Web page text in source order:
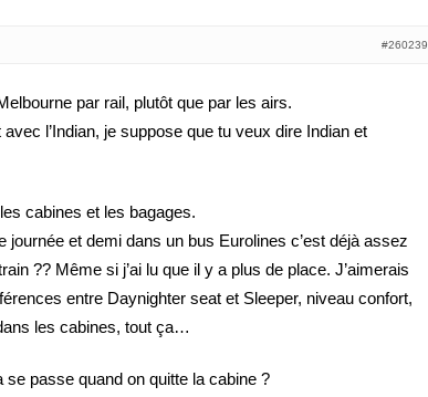
#260239
par rail, plutôt que par les airs.
l’Indian, je suppose que tu veux dire Indian et
cabines et les bagages.
journée et demi dans un bus Eurolines c’est déjà assez
?? Même si j’ai lu que il y a plus de place. J’aimerais
entre Daynighter seat et Sleeper, niveau confort,
les cabines, tout ça…
passe quand on quitte la cabine ?